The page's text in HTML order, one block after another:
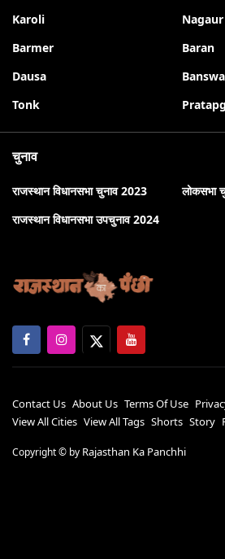
Karoli
Nagaur
Barmer
Baran
Dausa
Tonk
चुनाव
राजस्थान विधानसभा चुनाव 2023
लोकसभा
राजस्थान विधानसभा उपचुनाव 2024
Contact Us About Us Terms Of Use
View All Cities View All Tags Shorts Story
Copyright © by Rajasthan Ka Panchhi